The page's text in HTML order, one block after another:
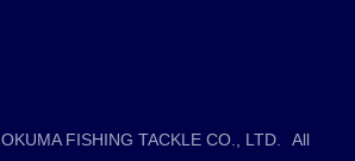
OKUMA FISHING TACKLE CO., LTD.
All